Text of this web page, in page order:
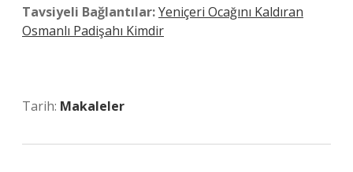
Tavsiyeli Bağlantılar:Yeniçeri Ocağını Kaldıran
Osmanlı Padişahı Kimdir
Tarih: Makaleler